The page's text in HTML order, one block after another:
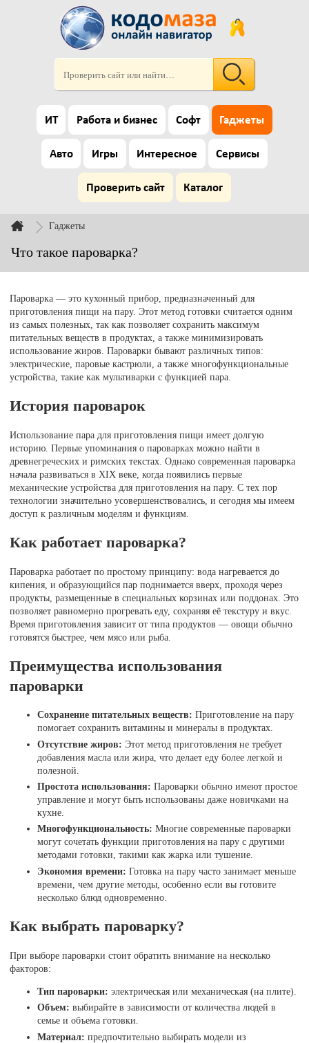
ИТ Работа и бизнес Софт Гаджеты
Авто Игры Интересное Сервисы
Проверить сайт Каталог
Гаджеты
Что такое пароварка?
Пароварка — это кухонный прибор, предназначенный для
приготовления пищи на пару. Этот метод готовки считается одним
из самых полезных, так как позволяет сохранить максимум
питательных веществ в продуктах, а также минимизировать
использование жиров. Пароварки бывают различных типов:
электрические, паровые кастрюли, а также многофункциональные
устройства, такие как мультиварки с функцией пара.
История пароварок
Использование пара для приготовления пищи имеет долгую
историю. Первые упоминания о пароварках можно найти в
древнегреческих и римских текстах. Однако современная пароварка
начала развиваться в XIX веке, когда появились первые
механические устройства для приготовления на пару. С тех пор
технологии значительно усовершенствовались, и сегодня мы имеем
доступ к различным моделям и функциям.
Как работает пароварка?
Пароварка работает по простому принципу: вода нагревается до
кипения, и образующийся пар поднимается вверх, проходя через
продукты, размещенные в специальных корзинах или поддонах. Это
позволяет равномерно прогревать еду, сохраняя её текстуру и вкус.
Время приготовления зависит от типа продуктов — овощи обычно
готовятся быстрее, чем мясо или рыба.
Преимущества использования
пароварки
Сохранение питательных веществ: Приготовление на пару
помогает сохранить витамины и минералы в продуктах.
Отсутствие жиров: Этот метод приготовления не требует
добавления масла или жира, что делает еду более легкой и
полезной.
Простота использования: Пароварки обычно имеют простое
управление и могут быть использованы даже новичками на
кухне.
Многофункциональность: Многие современные пароварки
могут сочетать функции приготовления на пару с другими
методами готовки, такими как жарка или тушение.
Экономия времени: Готовка на пару часто занимает меньше
времени, чем другие методы, особенно если вы готовите
несколько блюд одновременно.
Как выбрать пароварку?
При выборе пароварки стоит обратить внимание на несколько
факторов:
Тип пароварки: электрическая или механическая (на плите).
Объем: выбирайте в зависимости от количества людей в
семье и объема готовки.
Материал: предпочтительно выбирать модели из